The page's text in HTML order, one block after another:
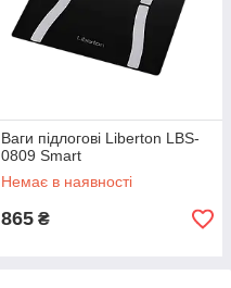
Ваги підлогові Liberton LBS-
0809 Smart
Немає в наявності
865 ₴